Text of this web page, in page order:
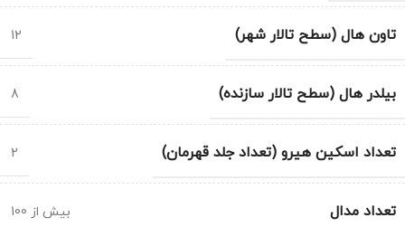
تاون هال (سطح تالار شهر) 12
بیلدر هال (سطح تالار سازنده) 8
تعداد اسکین هیرو (تعداد جلد قهرمان) 2
تعداد مدال بیش از 100